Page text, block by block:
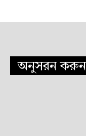
অনুসরন করুন